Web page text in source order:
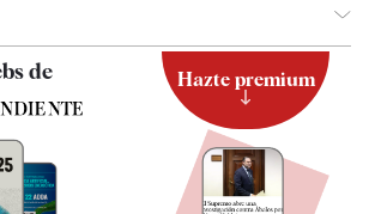
de Hazte premium